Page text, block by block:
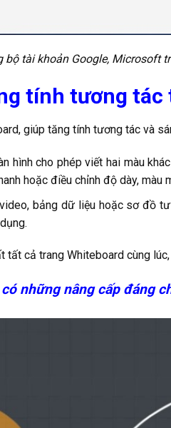
bộ tài khoản Google, Microsoft
tính tương
giúp tăng tính tương tác và
hình cho phép viết hai màu
hoặc điều chỉnh độ dày, màu
bảng dữ liệu hoặc sơ đồ
tất cả trang Whiteboard cùng
những nâng cấp đáng